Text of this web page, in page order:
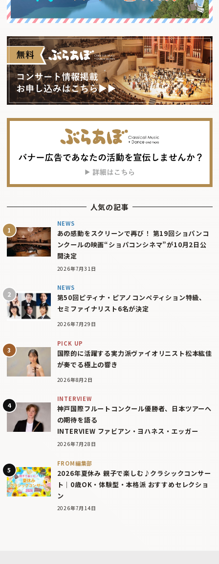
人気の記事
NEWS
あの感動をスクリーンで再び！ 第19回ショパンコ
ンクールの映画“ショパコンシネマ”が10月2日公
開決定
2026年7月31日
NEWS
第50回ピティナ・ピアノコンペティション特級、
セミファイナリスト6名が決定
2026年7月29日
PICK UP
国際的に活躍する実力派ヴァイオリニスト松本紘佳
が奏でる極上の響き
2026年8月2日
INTERVIEW
神戸国際フルートコンクール優勝者、日本ツアーへ
の期待を語る
INTERVIEW ファビアン・ヨハネス・エッガー
2026年7月28日
FROM編集部
2026年夏休み 親子で楽しむ♪クラシックコンサー
ト｜0歳OK・体験型・本格派 おすすめセレクショ
ン
2026年7月14日